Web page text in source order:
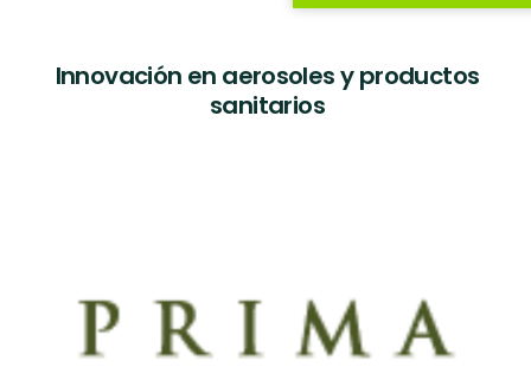
Innovación en aerosoles y productos
sanitarios